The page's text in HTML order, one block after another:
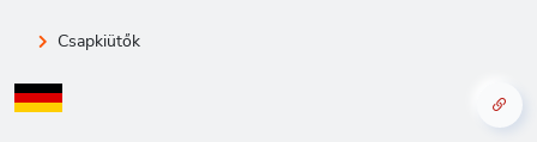
Csapkiütők